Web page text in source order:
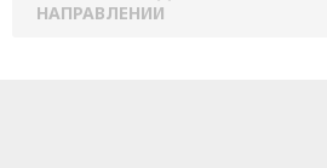
НАПРАВЛЕНИИ